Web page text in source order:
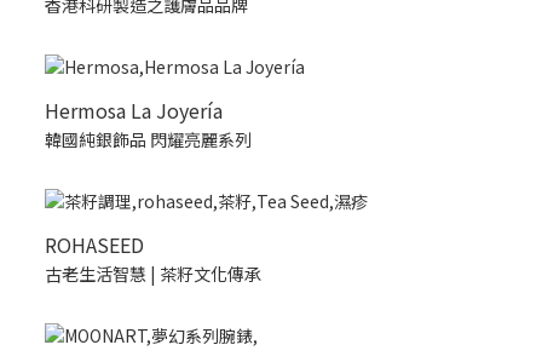
Hermosa La Joyería
韓國純銀飾品 閃耀亮麗系列
ROHASEED
古老生活智慧 | 茶籽文化傳承